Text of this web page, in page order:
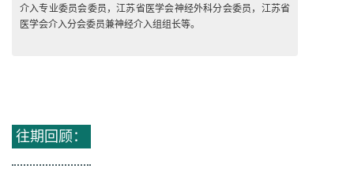
Gateway 2.5mm*9mm
介入专业委员会委员，江苏省医学会神经外科分会委员，江苏省
医学会介入分会委员兼神经介入组组长等。
往期回顾：